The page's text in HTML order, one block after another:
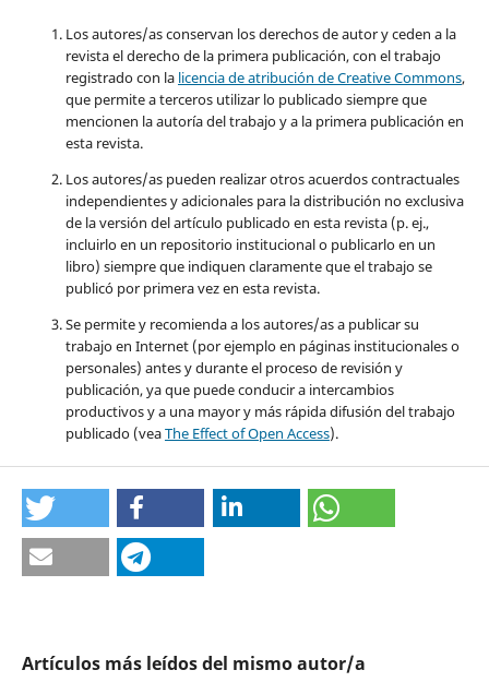
Los autores/as conservan los derechos de autor y ceden a la
revista el derecho de la primera publicación, con el trabajo
registrado con la licencia de atribución de Creative Commons,
que permite a terceros utilizar lo publicado siempre que
mencionen la autoría del trabajo y a la primera publicación en
esta revista.
Los autores/as pueden realizar otros acuerdos contractuales
independientes y adicionales para la distribución no exclusiva
de la versión del artículo publicado en esta revista (p. ej.,
incluirlo en un repositorio institucional o publicarlo en un
libro) siempre que indiquen claramente que el trabajo se
publicó por primera vez en esta revista.
Se permite y recomienda a los autores/as a publicar su
trabajo en Internet (por ejemplo en páginas institucionales o
personales) antes y durante el proceso de revisión y
publicación, ya que puede conducir a intercambios
productivos y a una mayor y más rápida difusión del trabajo
publicado (veaThe Effect of Open Access).
Artículos más leídos del mismo autor/a